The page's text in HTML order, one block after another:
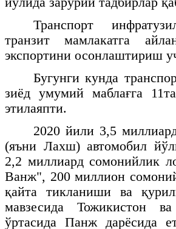
Транспорт
транзит мамлакатга
экспортини осонлаштириш
Бугунги кунда
зиёд умумий маблағга
этилаяпти.
2020 йили 3,5
(яъни Лахш) автомобил
2,2 миллиард сомонийлик
Ванж", 200 миллион
қайта тикланиши ва
мавзесида Тожикистон
ўртасида Панж дарёсида